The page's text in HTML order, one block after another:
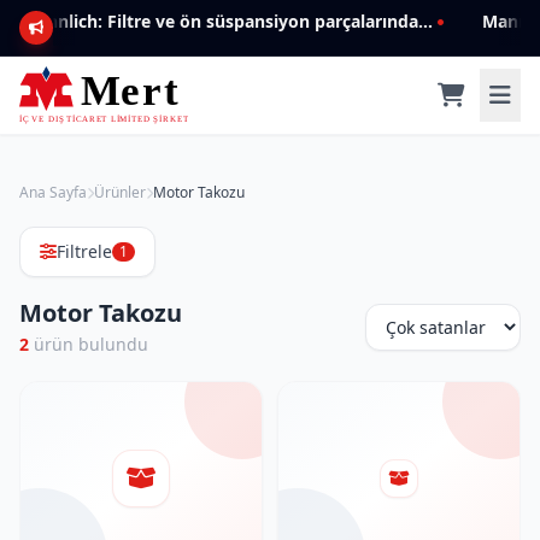
Mannlich: Filtre ve ön süspansiyon parçalarında genişleyen ürün yelpazesiyle kalite ve güven.
Ana Sayfa Ürünler Motor Takozu
Filtrele 1
Motor Takozu
2 ürün bulundu